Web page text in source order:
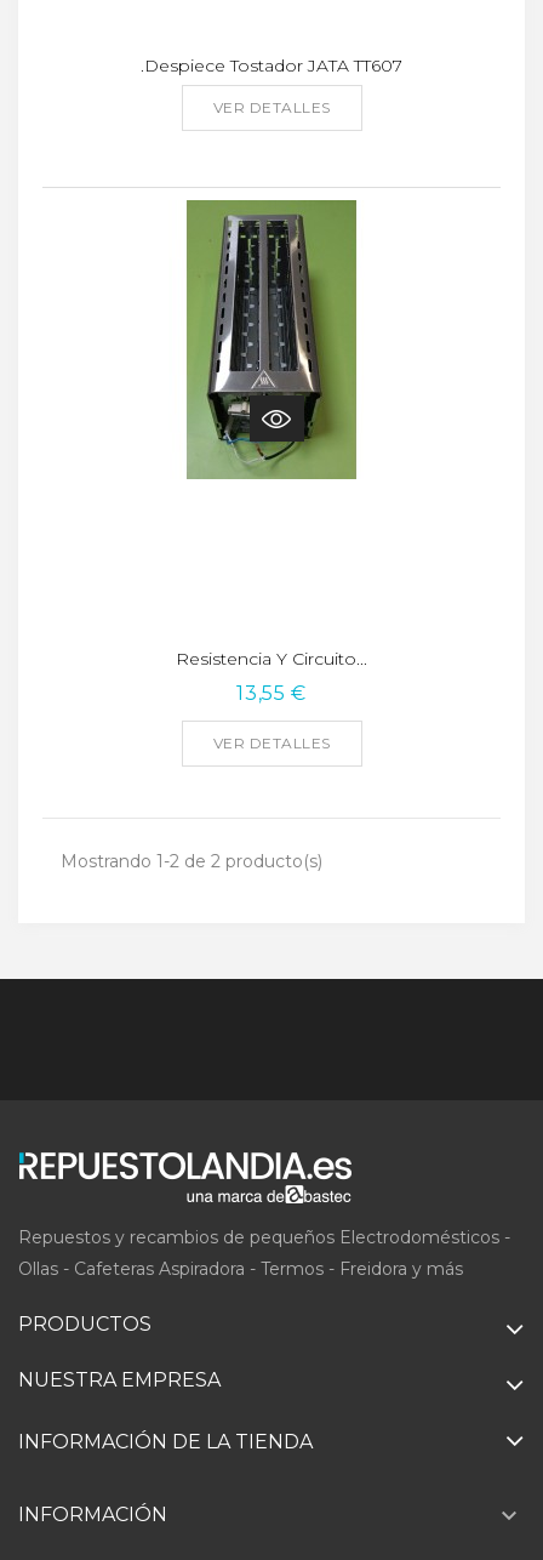
.Despiece Tostador JATA TT607
VER DETALLES
Resistencia Y Circuito...
13,55 €
VER DETALLES
Mostrando 1-2 de 2 producto(s)
Repuestos y recambios de pequeños Electrodomésticos -
Ollas - Cafeteras Aspiradora - Termos - Freidora y más
PRODUCTOS
NUESTRA EMPRESA
INFORMACIÓN DE LA TIENDA
INFORMACIÓN 